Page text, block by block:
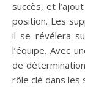
succès, et
position. Les
il se révélera
l’équipe. Avec
de
rôle clé dans les